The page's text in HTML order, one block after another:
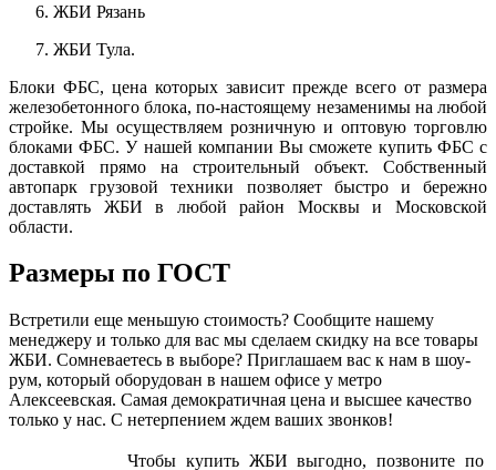
ЖБИ Рязань
ЖБИ Тула.
Блоки ФБС, цена которых зависит прежде всего от размера
железобетонного блока, по-настоящему незаменимы на любой
стройке. Мы осуществляем розничную и оптовую торговлю
блоками ФБС. У нашей компании Вы сможете купить ФБС с
доставкой прямо на строительный объект. Собственный
автопарк грузовой техники позволяет быстро и бережно
доставлять ЖБИ в любой район Москвы и Московской
области.
Размеры по ГОСТ
Встретили еще меньшую стоимость? Сообщите нашему
менеджеру и только для вас мы сделаем скидку на все товары
ЖБИ. Сомневаетесь в выборе? Приглашаем вас к нам в шоу-
рум, который оборудован в нашем офисе у метро
Алексеевская. Самая демократичная цена и высшее качество
только у нас. С нетерпением ждем ваших звонков!
Чтобы купить ЖБИ выгодно, позвоните по